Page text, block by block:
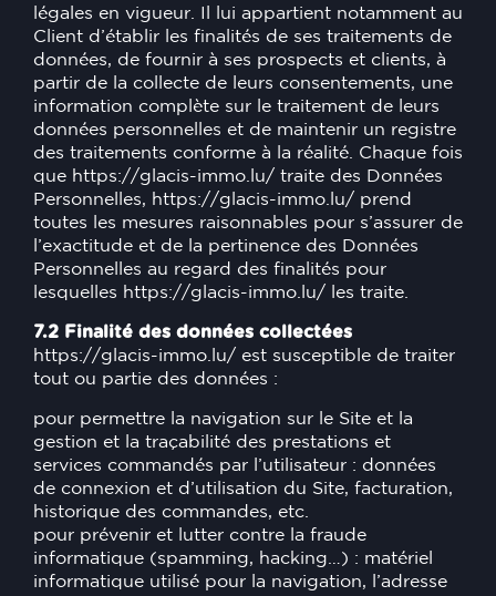
légales en vigueur. Il lui appartient notamment au
Client d’établir les finalités de ses traitements de
données, de fournir à ses prospects et clients, à
partir de la collecte de leurs consentements, une
information complète sur le traitement de leurs
données personnelles et de maintenir un registre
des traitements conforme à la réalité. Chaque fois
que https://glacis-immo.lu/ traite des Données
Personnelles, https://glacis-immo.lu/ prend
toutes les mesures raisonnables pour s’assurer de
l’exactitude et de la pertinence des Données
Personnelles au regard des finalités pour
lesquelles https://glacis-immo.lu/ les traite.
7.2 Finalité des données collectées
https://glacis-immo.lu/ est susceptible de traiter
tout ou partie des données :
pour permettre la navigation sur le Site et la
gestion et la traçabilité des prestations et
services commandés par l’utilisateur : données
de connexion et d’utilisation du Site, facturation,
historique des commandes, etc.
pour prévenir et lutter contre la fraude
informatique (spamming, hacking…) : matériel
informatique utilisé pour la navigation, l’adresse